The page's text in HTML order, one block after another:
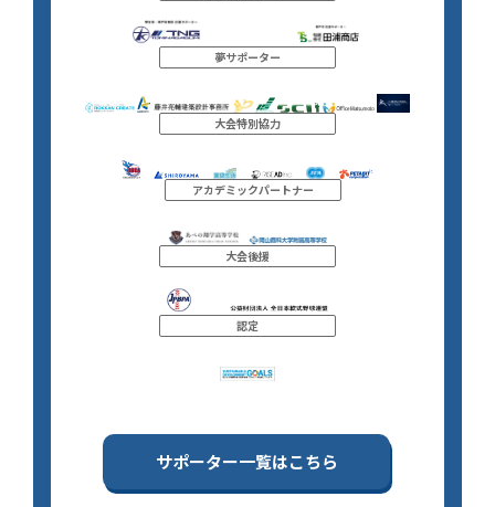
夢サポーター
大会特別協力
アカデミックパートナー
大会後援
認定
サポーター一覧はこちら